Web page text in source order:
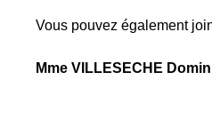
Vous pouvez également
Mme VILLESECHE